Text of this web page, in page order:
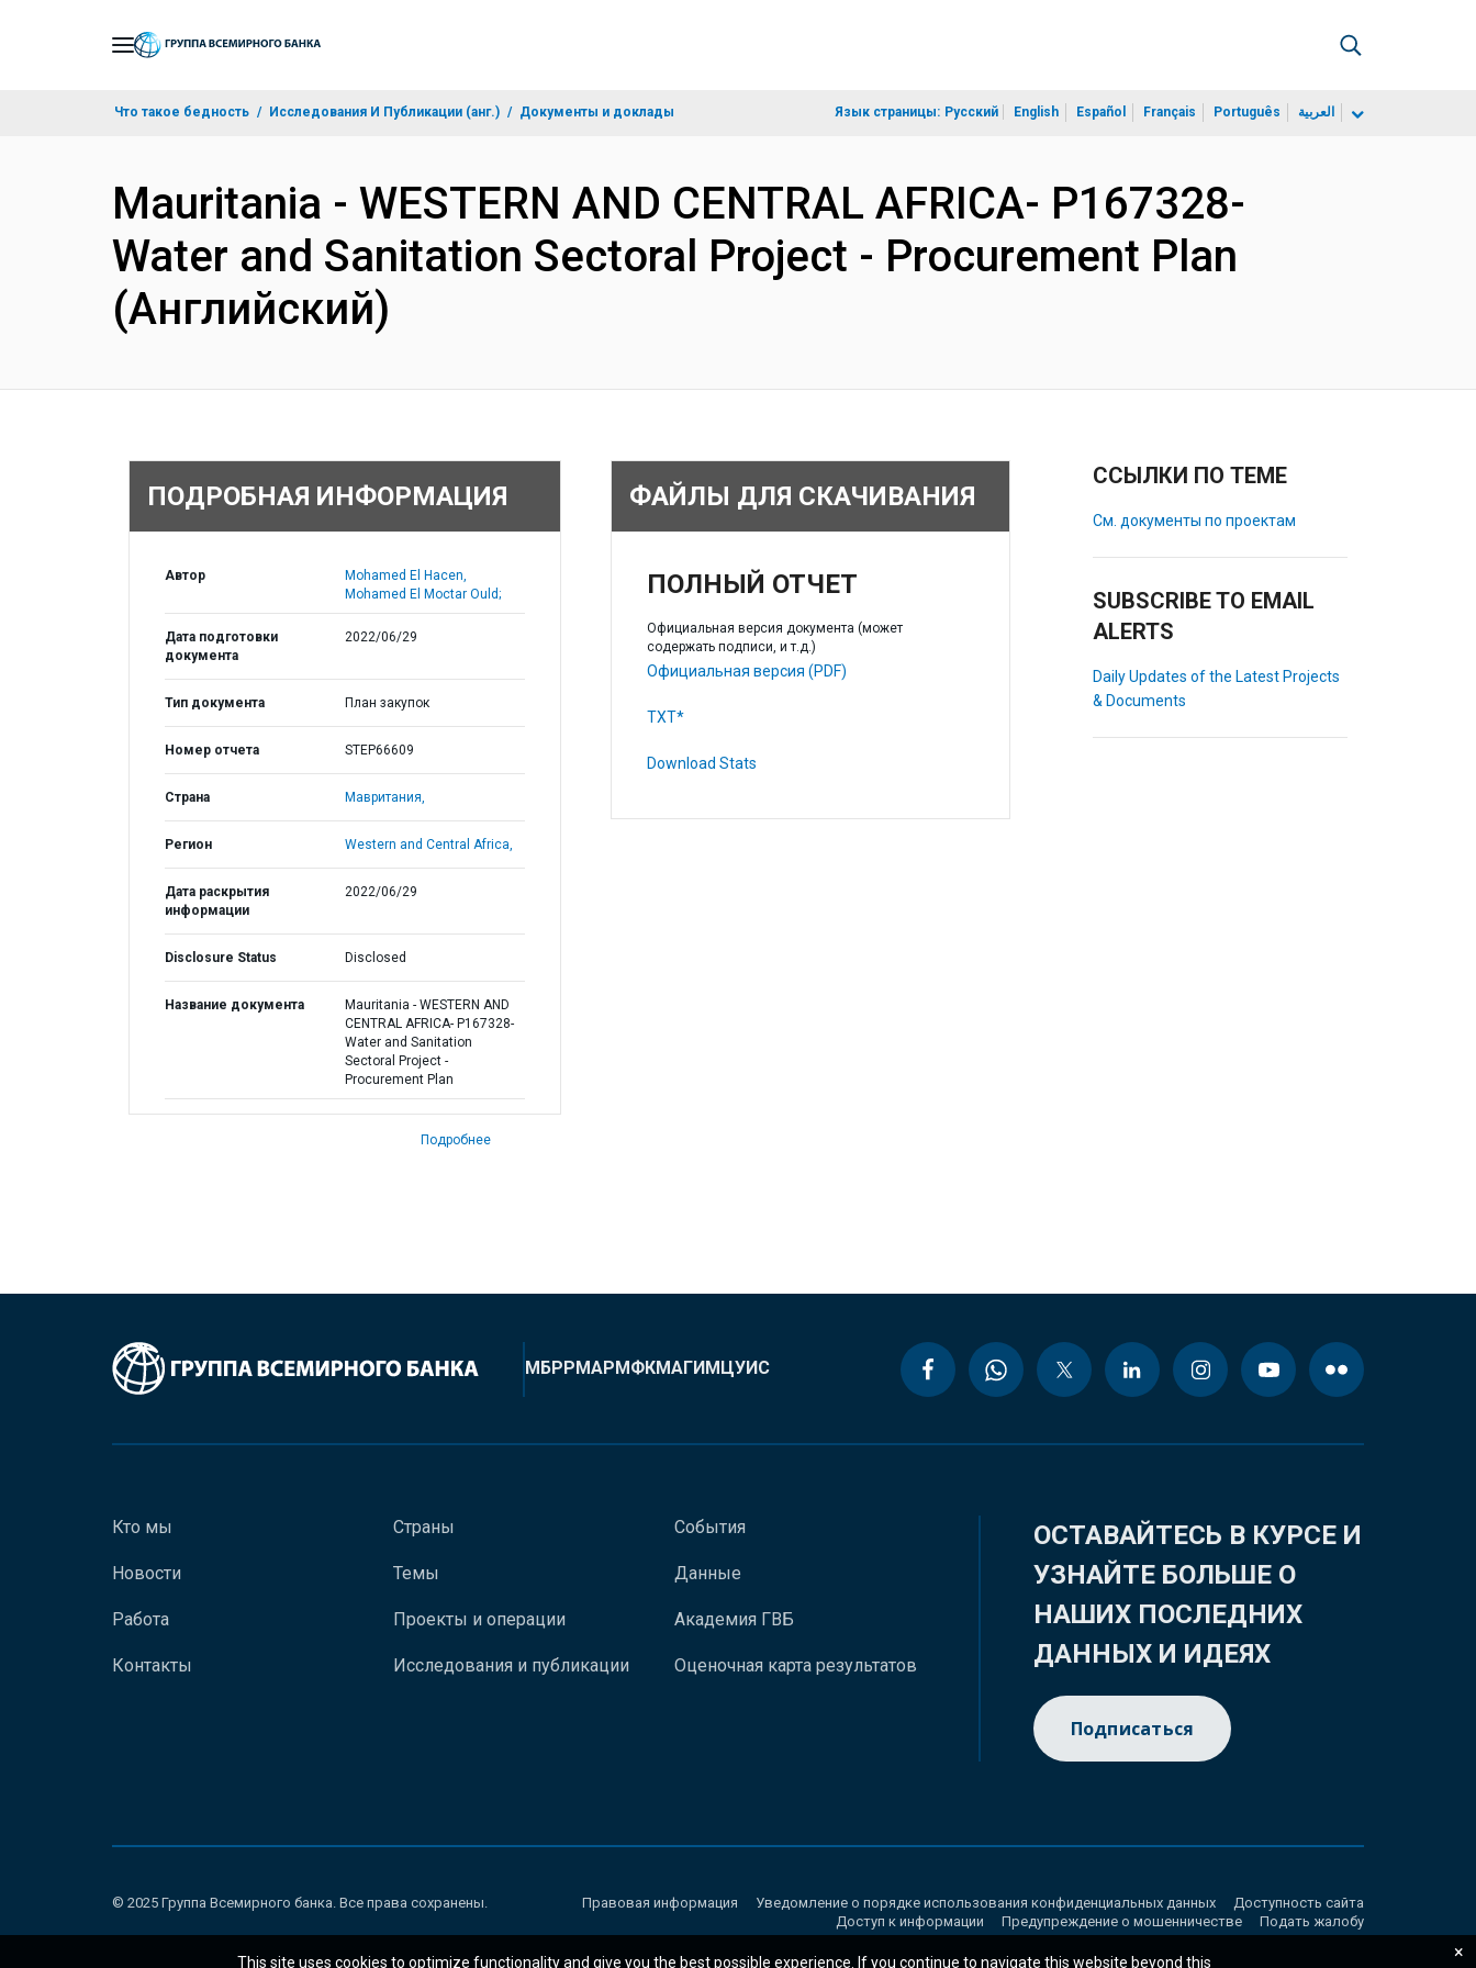
Что такое бедность Исследования И Публикации (анг.) Документы и доклады Язык страницы: Русский English Español Français Português العربية
Mauritania - WESTERN AND CENTRAL AFRICA- P167328-
Water and Sanitation Sectoral Project - Procurement Plan
(Английский)
ПОДРОБНАЯ ИНФОРМАЦИЯ
Автор
Mohamed El Hacen,
Mohamed El Moctar Ould;
Дата подготовки
документа
2022/06/29
Тип документа План закупок
Номер отчета STEP66609
Страна Мавритания,
Регион Western and Central Africa,
Дата раскрытия
информации
2022/06/29
Disclosure Status Disclosed
Название документа
Mauritania - WESTERN AND
CENTRAL AFRICA- P167328-
Water and Sanitation
Sectoral Project -
Procurement Plan
Подробнее
ФАЙЛЫ ДЛЯ СКАЧИВАНИЯ
ПОЛНЫЙ ОТЧЕТ
Официальная версия документа (может
содержать подписи, и т.д.)
Официальная версия (PDF)
TXT*
Download Stats
ССЫЛКИ ПО ТЕМЕ
См. документы по проектам
SUBSCRIBE TO EMAIL
ALERTS
Daily Updates of the Latest Projects
& Documents
МБРРМАРМФКМАГИМЦУИС
Кто мы
Новости
Работа
Контакты
Страны
Темы
Проекты и операции
Исследования и публикации
События
Данные
Академия ГВБ
Оценочная карта результатов
ОСТАВАЙТЕСЬ В КУРСЕ И
УЗНАЙТЕ БОЛЬШЕ О
НАШИХ ПОСЛЕДНИХ
ДАННЫХ И ИДЕЯХ
Подписаться
© 2025 Группа Всемирного банка. Все права сохранены. Правовая информация Уведомление о порядке использования конфиденциальных данных
Доступность сайта
Доступ к информации
Предупреждение о мошенничестве Подать жалобу
This site uses cookies to optimize functionality and give you the best possible experience. If you continue to navigate this website beyond this ×